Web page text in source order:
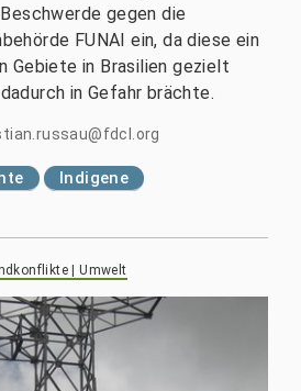
gegen die
FUNAI ein, da diese ein
Gebiete in Brasilien gezielt
in Gefahr brächte.
Indigene
| Umwelt